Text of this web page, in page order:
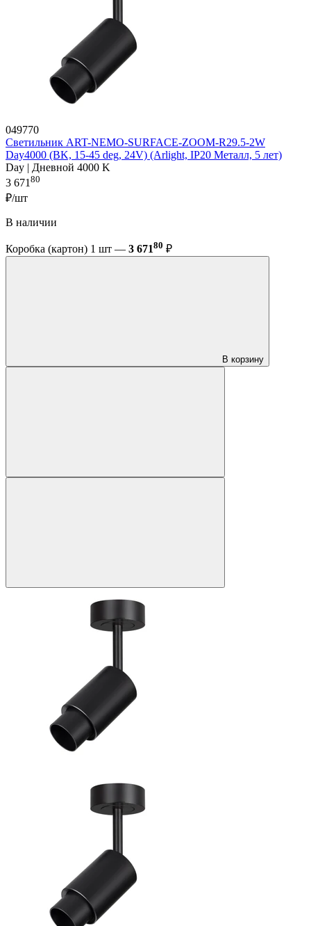
049770
Светильник ART-NEMO-SURFACE-ZOOM-R29.5-2W
Day4000 (BK, 15-45 deg, 24V) (Arlight, IP20 Металл, 5 лет)
Day | Дневной 4000 K
3 67180
₽/шт
В наличии
Коробка (картон) 1 шт — 3 67180 ₽
В корзину